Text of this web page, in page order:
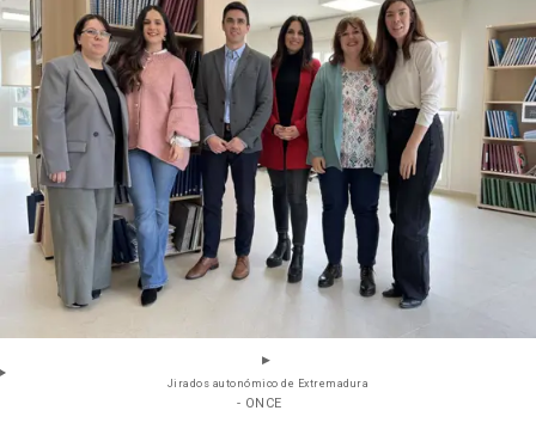
Jirados autonómico de Extremadura
- ONCE